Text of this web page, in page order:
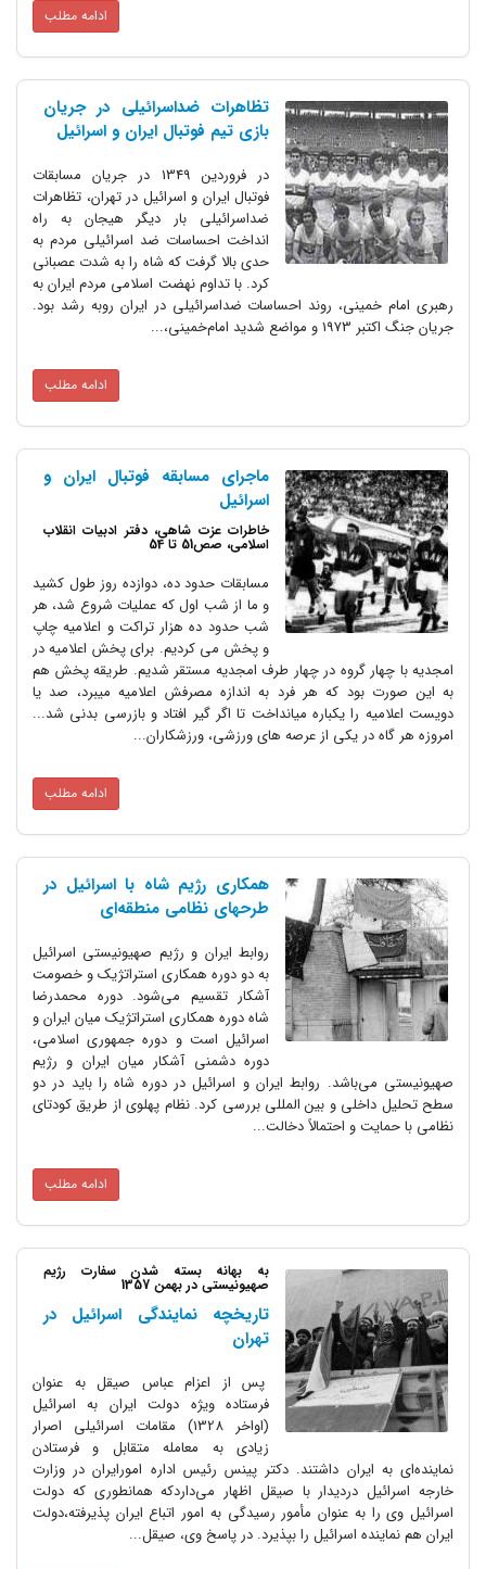
ادامه مطلب
تظاهرات‌ ضداسرائیلی در جریان
بازی تیم فوتبال ایران و اسرائیل
در فروردین‌ 1349 در جریان‌ مسابقات‌
فوتبال‌ ایران‌ و اسرائیل‌ در تهران،‌ تظاهرات‌
ضداسرائیلی‌ بار دیگر هیجان‌ به‌ راه‌
انداخت احساسات ضد اسرائیلی مردم به
حدی بالا گرفت که شاه را به شدت عصبانی
کرد. با تداوم نهضت اسلامی مردم ایران به
رهبری امام خمینی، روند احساسات‌ ضداسرائیلی‌ در ایران‌ روبه‌ رشد بود.
جریان‌ جنگ‌ اکتبر 1973 و مواضع‌ شدید امام‌خمینی‌،...
ادامه مطلب
ماجرای مسابقه فوتبال ایران و
اسرائیل
خاطرات عزت شاهی، دفتر ادبیات انقلاب
اسلامی، صص51 تا 54
مسابقات حدود ده، دوازده روز طول کشید
و ما از شب اول که عملیات شروع شد، هر
شب حدود ده هزار تراکت و اعلامیه چاپ
و پخش می­ کردیم. برای پخش اعلامیه در
امجدیه با چهار گروه در چهار طرف امجدیه مستقر شدیم. طریقه پخش هم
به این صورت بود که هر فرد به اندازه مصرفش اعلامیه می­برد، صد یا
دویست اعلامیه را یک­باره می­انداخت تا اگر گیر افتاد و بازرسی بدنی شد...
امروزه هر گاه در یکی از عرصه های ورزشی، ورزشکاران...
ادامه مطلب
همکاری رژیم شاه با اسرائیل در
طرحهای نظامی منطقه‌ای
روابط ایران و رژیم صهیونیستی اسرائیل
به دو دوره همکاری استراتژیک و خصومت
آشکار تقسیم می‌شود. دوره محمد‌رضا
شاه دوره همکاری استراتژیک میان ایران و
اسرائیل است و دوره جمهوری اسلامی،
دوره دشمنی آشکار میان ایران و رژیم
صهیونیستی می‌باشد. روابط ایران و اسرائیل در دوره شاه را باید در دو
سطح تحلیل داخلی و بین المللی بررسی کرد. نظام پهلوی از طریق کودتای
نظامی با حمایت و احتمالاً دخالت...
ادامه مطلب
به بهانه بسته شدن سفارت رژیم
صهیونیستی در بهمن 1357
تاریخچه نمایندگی اسرائیل در
تهران
پس از اعزام عباس صیقل به عنوان
فرستاده ویژه دولت ایران به اسرائیل
(اواخر 1328) مقامات اسرائیلی اصرار
زیادی به معامله متقابل و فرستادن
نماینده‌ای به ایران داشتند. دکتر پینس رئیس اداره امورایران در وزارت
خارجه اسرائیل دردیدار با صیقل اظهار می‌داردکه همانطوری که دولت
اسرائیل وی را به عنوان مأمور رسیدگی به امور اتباع ایران پذیرفته،‌دولت
ایران هم نماینده اسرائیل را بپذیرد. در پاسخ وی، صیقل...